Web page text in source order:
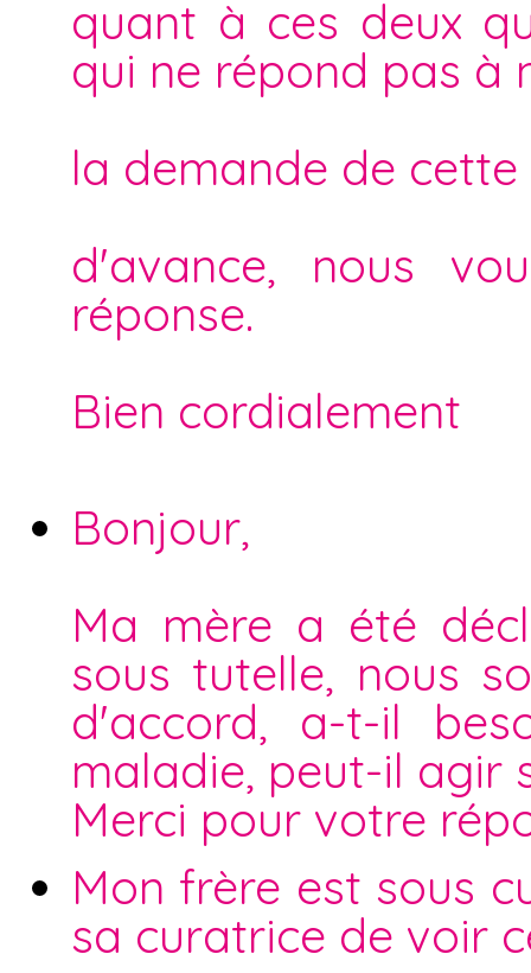
quant à ces deux
qui ne répond pas à
la demande de
d'avance, nous
réponse.
Bien cordialement
Bonjour,
Ma mère a été
sous tutelle, nous
d'accord, a-t-il
maladie, peut-il agir
Merci pour votre
Mon frère est sous
sa curatrice de voir